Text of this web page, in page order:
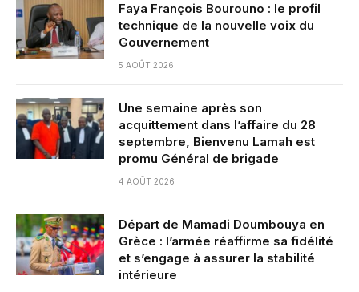
Faya François Bourouno : le profil
technique de la nouvelle voix du
Gouvernement
5 AOÛT 2026
Une semaine après son
acquittement dans l’affaire du 28
septembre, Bienvenu Lamah est
promu Général de brigade
4 AOÛT 2026
Départ de Mamadi Doumbouya en
Grèce : l’armée réaffirme sa fidélité
et s’engage à assurer la stabilité
intérieure